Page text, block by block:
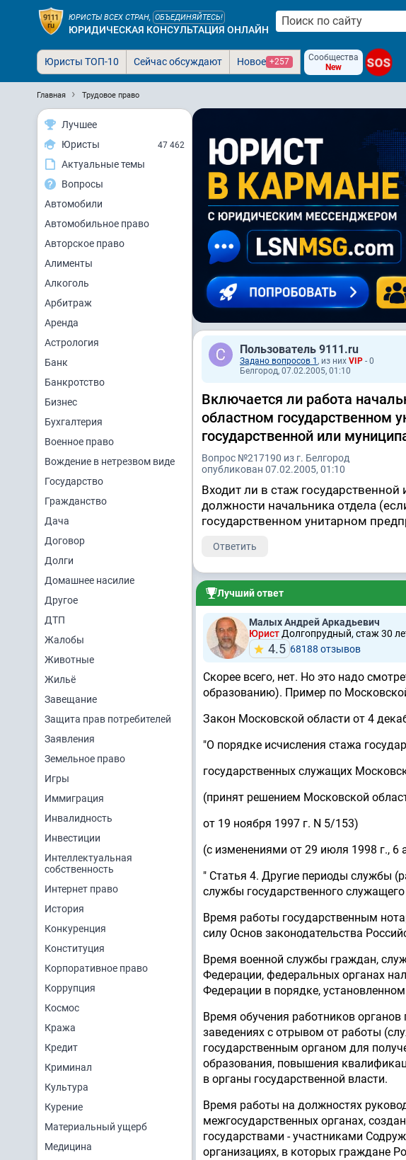
ЮРИСТЫ ВСЕХ СТРАН, ОБЪЕДИНЯЙТЕСЬ!
ЮРИДИЧЕСКАЯ КОНСУЛЬТАЦИЯ ОНЛАЙН
Юристы ТОП-10 Сейчас обсуждают Новое +257
Сообщества
New
SOS
Главная Трудовое право
Лучшее
Юристы
47 462
Актуальные темы
Вопросы
Автомобили
Автомобильное право
Авторское право
Алименты
Алкоголь
Арбитраж
Аренда
Астрология
Банк
Банкротство
Бизнес
Бухгалтерия
Военное право
Вождение в нетрезвом виде
Государство
Гражданство
Дача
Договор
Долги
Домашнее насилие
Другое
ДТП
Жалобы
Животные
Жильё
Завещание
Защита прав потребителей
Заявления
Земельное право
Игры
Иммиграция
Инвалидность
Инвестиции
Интеллектуальная
собственность
Интернет право
История
Конкуренция
Конституция
Корпоративное право
Коррупция
Космос
Кража
Кредит
Криминал
Культура
Курение
Материальный ущерб
Медицина
Пользователь 9111.ru
Задано вопросов 1 , из них VIP - 0
Белгород, 07.02.2005, 01:10
Включается ли работа
областном государственном
государственной или
Вопрос №217190 из г. Белгород
опубликован 07.02.2005, 01:10
Входит ли в стаж
должности начальника отдела
государственном унитарном
Ответить
Лучший ответ
Малых Андрей Аркадьевич
Юрист Долгопрудный, стаж 30
4.5 68188 отзывов
Скорее всего, нет. Но это надо
образованию). Пример по
Закон Московской области от 4
"О порядке исчисления стажа
государственных служащих
(принят решением Московской
от 19 ноября 1997 г. N 5/153)
(с изменениями от 29 июля 1998 г., 6
" Статья 4. Другие периоды службы
службы государственного
Время работы государственным
силу Основ законодательства
Время военной службы граждан,
Федерации, федеральных органах
Федерации в порядке,
Время обучения работников органов
заведениях с отрывом от работы
государственным органом для
образования, повышения
в органы государственной власти.
Время работы на должностях
межгосударственных органах,
государствами - участниками
организациях, в которых граждане